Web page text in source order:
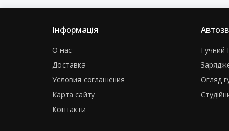
Інформація
О нас
Доставка
Условия соглашения
Карта сайту
Контакти
Гучний
Огляд